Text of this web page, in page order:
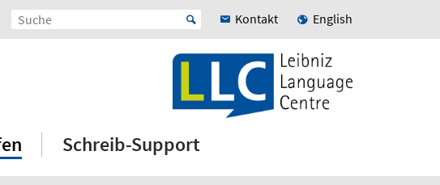
Kontakt English
Schreib-Support